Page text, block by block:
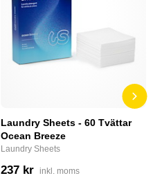
Laundry Sheets - 60 Tvättar
Ocean Breeze
Laundry Sheets
237 kr inkl. moms